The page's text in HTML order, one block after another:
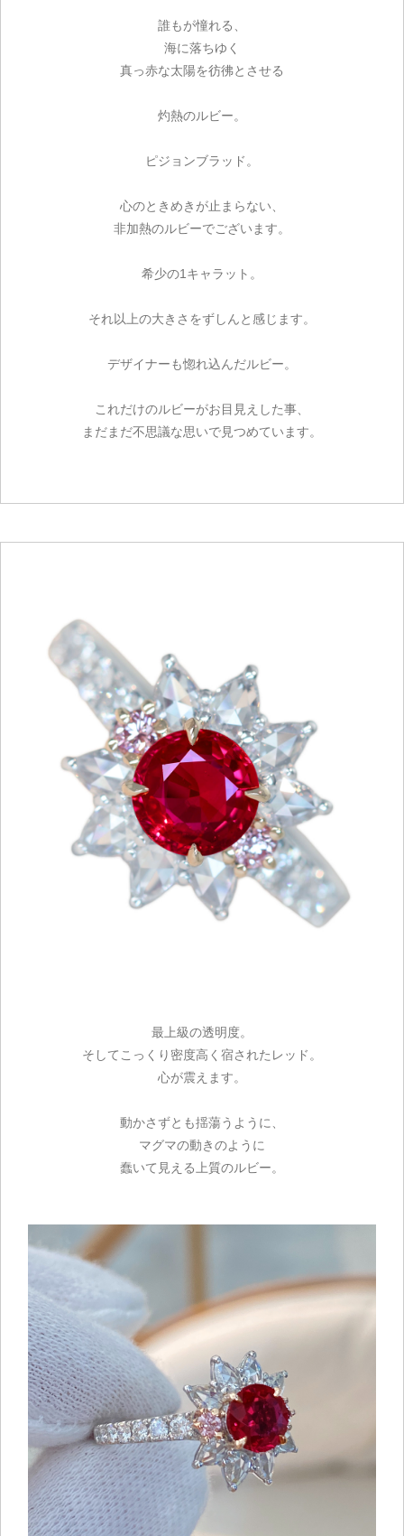
誰もが憧れる、
海に落ちゆく
真っ赤な太陽を彷彿とさせる
灼熱のルビー。
ピジョンブラッド。
心のときめきが止まらない、
非加熱のルビーでございます。
希少の1キャラット。
それ以上の大きさをずしんと感じます。
デザイナーも惚れ込んだルビー。
これだけのルビーがお目見えした事、
まだまだ不思議な思いで見つめています。
最上級の透明度。
そしてこっくり密度高く宿されたレッド。
心が震えます。
動かさずとも揺蕩うように、
マグマの動きのように
蠢いて見える上質のルビー。